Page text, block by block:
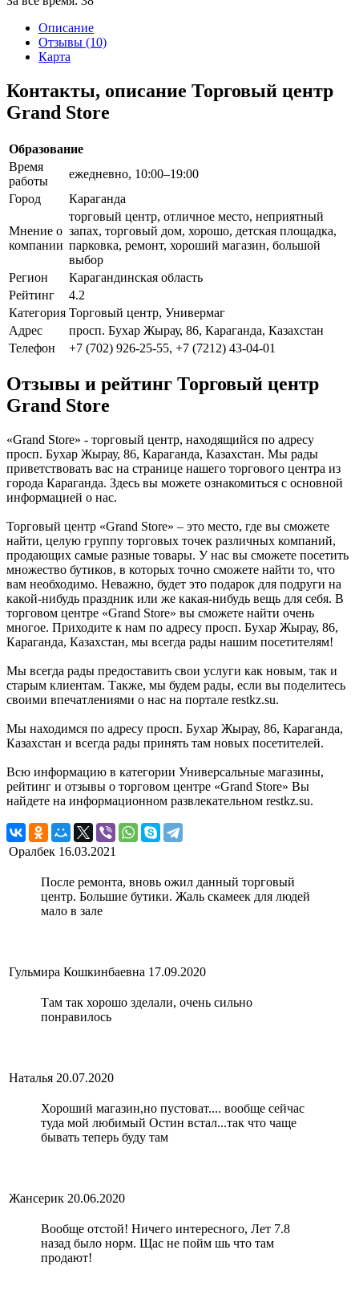
Описание
Отзывы (10)
Карта
Контакты, описание Торговый центр
Grand Store
Образование
Время
работы
ежедневно, 10:00–19:00
Город
Караганда
Мнение о
компании
торговый центр, отличное место, неприятный
запах, торговый дом, хорошо, детская площадка,
парковка, ремонт, хороший магазин, большой
выбор
Регион
Карагандинская область
Рейтинг
4.2
Категория Торговый центр, Универмаг
Адрес
просп. Бухар Жырау, 86, Караганда, Казахстан
Телефон
+7 (702) 926-25-55, +7 (7212) 43-04-01
Отзывы и рейтинг Торговый центр
Grand Store
«Grand Store» - торговый центр, находящийся по адресу
просп. Бухар Жырау, 86, Караганда, Казахстан. Мы рады
приветствовать вас на странице нашего торгового центра из
города Караганда. Здесь вы можете ознакомиться с основной
информацией о нас.
Торговый центр «Grand Store» – это место, где вы сможете
найти, целую группу торговых точек различных компаний,
продающих самые разные товары. У нас вы сможете посетить
множество бутиков, в которых точно сможете найти то, что
вам необходимо. Неважно, будет это подарок для подруги на
какой-нибудь праздник или же какая-нибудь вещь для себя. В
торговом центре «Grand Store» вы сможете найти очень
многое. Приходите к нам по адресу просп. Бухар Жырау, 86,
Караганда, Казахстан, мы всегда рады нашим посетителям!
Мы всегда рады предоставить свои услуги как новым, так и
старым клиентам. Также, мы будем рады, если вы поделитесь
своими впечатлениями о нас на портале restkz.su.
Мы находимся по адресу просп. Бухар Жырау, 86, Караганда,
Казахстан и всегда рады принять там новых посетителей.
Всю информацию в категории Универсальные магазины,
рейтинг и отзывы о торговом центре «Grand Store» Вы
найдете на информационном развлекательном restkz.su.
Оралбек 16.03.2021
После ремонта, вновь ожил данный торговый
центр. Большие бутики. Жаль скамеек для людей
мало в зале
Гульмира Кошкинбаевна 17.09.2020
Там так хорошо зделали, очень сильно
понравилось
Наталья 20.07.2020
Хороший магазин,но пустоват.... вообще сейчас
туда мой любимый Остин встал...так что чаще
бывать теперь буду там
Жансерик 20.06.2020
Вообще отстой! Ничего интересного, Лет 7.8
назад было норм. Щас не пойм шь что там
продают!